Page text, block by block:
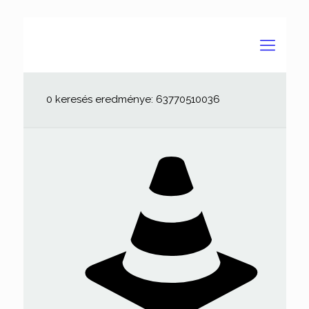
0 keresés eredménye: 63770510036